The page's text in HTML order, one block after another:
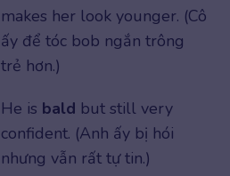
makes her look younger. (Cô
ấy để tóc bob ngắn trông
trẻ hơn.)
He is bald but still very
confident. (Anh ấy bị hói
nhưng vẫn rất tự tin.)